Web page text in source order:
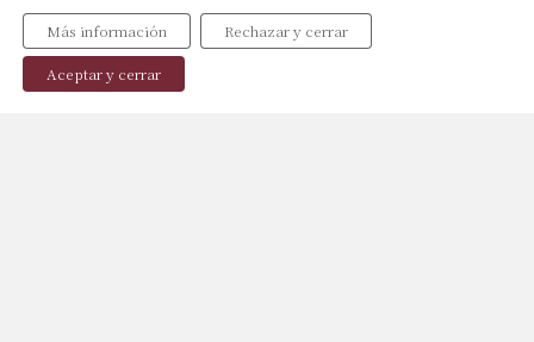
Inicio
Sobre Nosotros
Publicaciones
Aceptar y cerrar
Rechazar y cerrar
Más información